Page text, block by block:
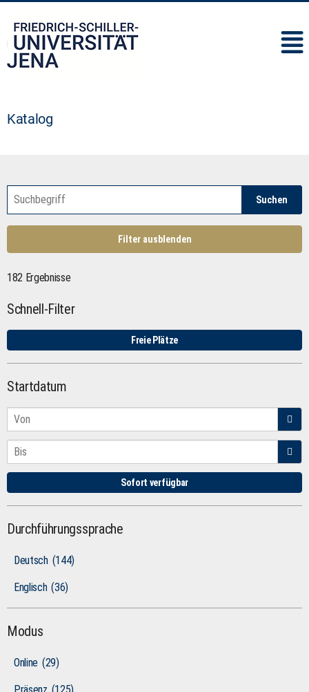
Katalog
Suchen
Filter ausblenden
182 Ergebnisse
Schnell-Filter
Freie Plätze
Startdatum
Sofort verfügbar
Durchführungssprache
Deutsch (144)
Englisch (36)
Modus
Online (29)